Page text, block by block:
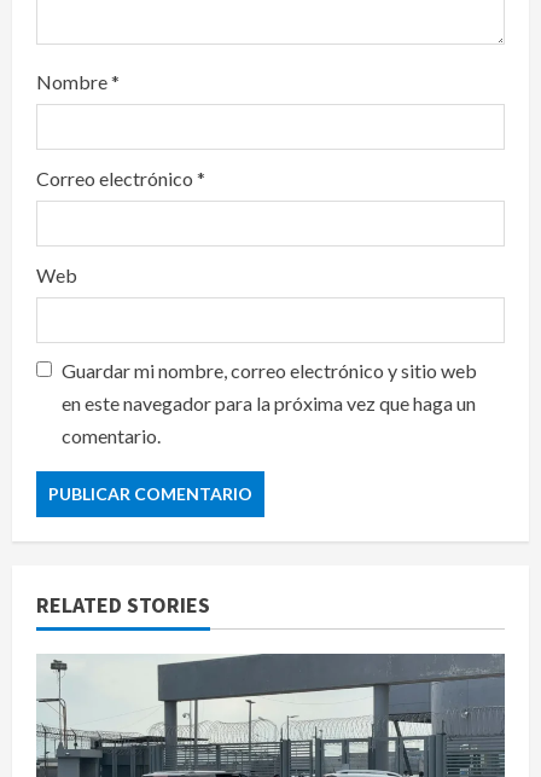
Nombre*
Correo electrónico *
Web
Guardar mi nombre, correo electrónico y sitio web
en este navegador para la próxima vez que haga un
comentario.
RELATED STORIES